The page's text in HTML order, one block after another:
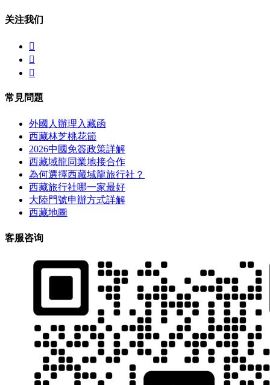
关注我们



常見問題
外國人辦理入藏函
西藏林芝桃花節
2026中國免簽政策詳解
西藏域龍同業地接合作
為何選擇西藏域龍旅行社？
西藏旅行社哪一家最好
大陸門號申辦方式詳解
西藏地圖
客服咨询